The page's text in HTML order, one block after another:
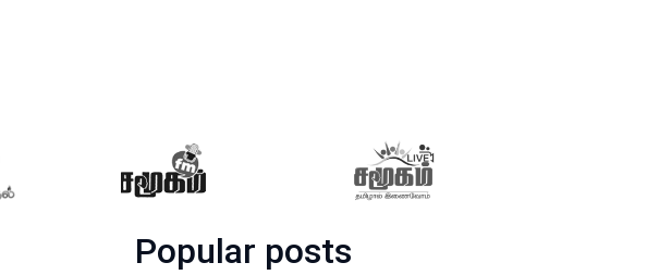
Popular posts